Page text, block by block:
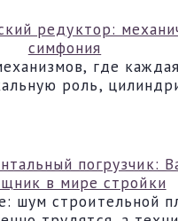
редуктор:
симфония
где
роль,
погрузчик:
в мире стройки
шум строительной